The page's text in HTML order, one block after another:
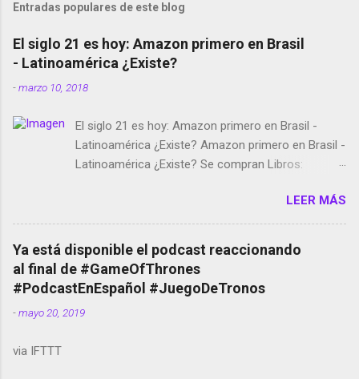
Entradas populares de este blog
El siglo 21 es hoy: Amazon primero en Brasil
- Latinoamérica ¿Existe?
-marzo 10, 2018
El siglo 21 es hoy: Amazon primero en Brasil -
Latinoamérica ¿Existe? Amazon primero en Brasil -
Latinoamérica ¿Existe? Se compran Libros:
temporada de Black Mirror Twitter deja de verificar
cuentas Responden los fotógrafos Brian May y el
copyright en Instagram Música y vídeo selfies en la
red social Riddley Scott saca a Kevin Spacey de su
película Francisco regaña a los que usan el
smartphone en sus misas La serie de la Tierra
Media GoBee - StartUp de bicicletas de alquiler
LEER MÁS
Ya está disponible el podcast reaccionando
al final de #GameOfThrones
#PodcastEnEspañol #JuegoDeTronos
-mayo 20, 2019
via IFTTT